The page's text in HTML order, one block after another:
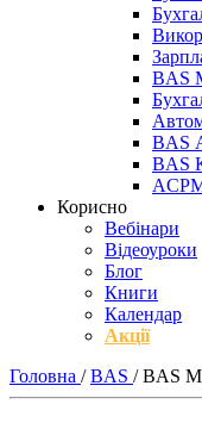
BAS
BAS
BAS
Корисно
Вебінари
Відеоуроки
Блог
Книги
Календар
Акції
Головна / BAS / BAS